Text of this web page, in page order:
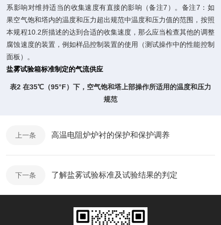
系影响对维持适当的收集速度有直接的影响（备注7）。备注7：如
果空气饱和塔内的温度和压力超出规范中温度和压力值的范围，按照
本规程10.2所描述的达到合适的收集速度，那么应当检查其他的调整
腐蚀速度的装置，例如样品控制装置的使用（测试操作中的性能控制
面板）。
盐雾试验箱标准制定的气流供应
表2 在35℃（95°F）下，空气饱和塔上部操作所适用的温度和压力
规范
上一条 高温电阻炉炉衬的保护和保护调养
下一条 了解盐雾试验标准及试验结果的判定